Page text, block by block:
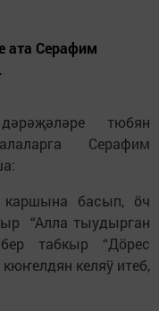
ата Серафим
тюбян
Серафим
каршына басып, ӧч
“Алла тыудырган
табкыр “Дӧрес
келяӱ итеб,